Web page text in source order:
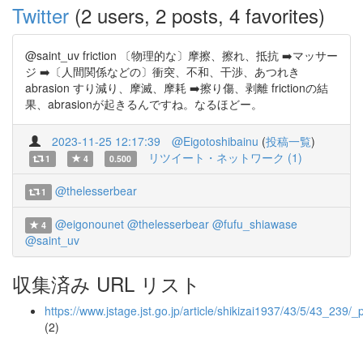
Twitter (2 users, 2 posts, 4 favorites)
@saint_uv friction 〔物理的な〕摩擦、擦れ、抵抗 ➡️マッサー
ジ ➡️〔人間関係などの〕衝突、不和、干渉、あつれき
abrasion すり減り、摩滅、摩耗 ➡️擦り傷、剥離 frictionの結
果、abrasionが起きるんですね。なるほどー。
2023-11-25 12:17:39 @Eigotoshibainu (投稿一覧)
1 4 0.500 リツイート・ネットワーク (1)
1 @thelesserbear
4 @eigonounet @thelesserbear @fufu_shiawase
@saint_uv
収集済み URL リスト
https://www.jstage.jst.go.jp/article/shikizai1937/43/5/43_239/
(2)